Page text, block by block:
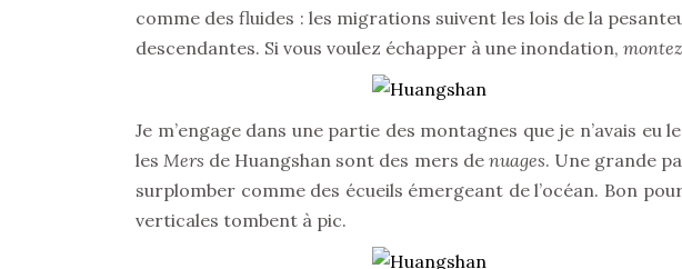
comme des fluides : les migrations suivent les lois de la
descendantes. Si vous voulez échapper à une inondation, montez
Je m’engage dans une partie des montagnes que je n’avais
lesMers de Huangshan sont des mers de nuages. Une grande
surplomber comme des écueils émergeant de l’océan. Bon
verticales tombent à pic.